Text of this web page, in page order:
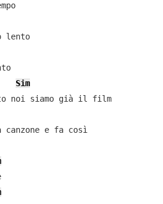
lento
Come bandiere al vento
Sim
noi siamo già il film
canzone e fa così